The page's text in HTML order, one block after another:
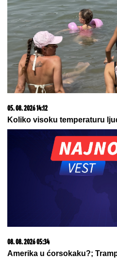
05. 08. 2026 06:45
Šta dete nasleđuje od oca, a
letovanje - ovih 7 troškova